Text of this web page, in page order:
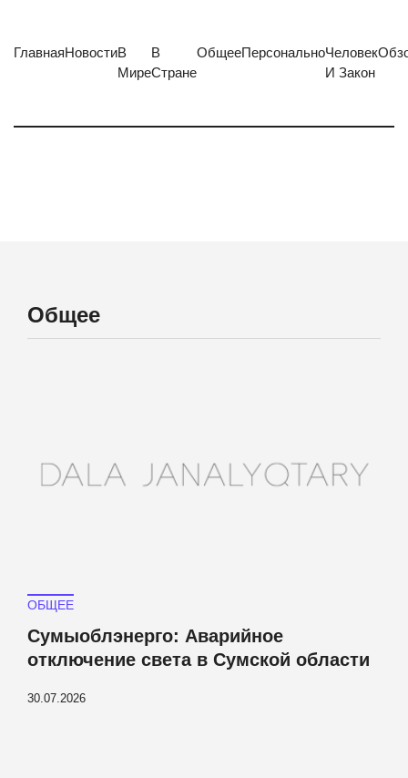
ГлавнаяНовостиВ
Мире
В
Стране
ОбщееПерсональноЧеловек
И Закон
Общее
ОБЩЕЕ
Сумыоблэнерго: Аварийное
отключение света в Сумской области
30.07.2026